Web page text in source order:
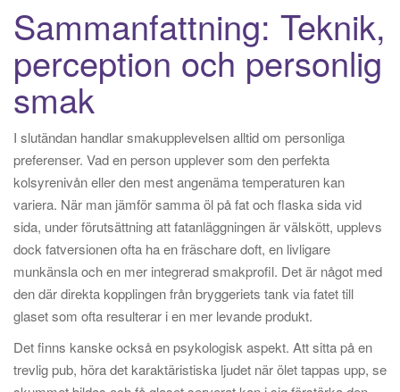
Sammanfattning: Teknik,
perception och personlig
smak
I slutändan handlar smakupplevelsen alltid om personliga
preferenser. Vad en person upplever som den perfekta
kolsyrenivån eller den mest angenäma temperaturen kan
variera. När man jämför samma öl på fat och flaska sida vid
sida, under förutsättning att fatanläggningen är välskött, upplevs
dock fatversionen ofta ha en fräschare doft, en livligare
munkänsla och en mer integrerad smakprofil. Det är något med
den där direkta kopplingen från bryggeriets tank via fatet till
glaset som ofta resulterar i en mer levande produkt.
Det finns kanske också en psykologisk aspekt. Att sitta på en
trevlig pub, höra det karaktäristiska ljudet när ölet tappas upp, se